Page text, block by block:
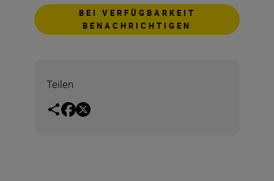
BEI VERFÜGBARKEIT
BENACHRICHTIGEN
Teilen